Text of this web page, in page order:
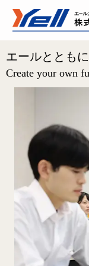
エールととも
Create your own